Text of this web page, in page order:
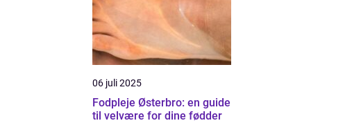
06 juli 2025
Fodpleje Østerbro: en guide
til velvære for dine fødder